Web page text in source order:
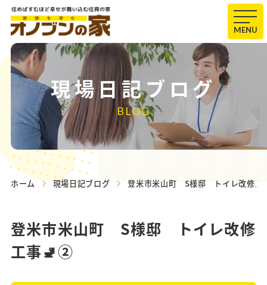
MENU
現場日記ブログ
BLOG
ホーム 現場日記ブログ 登米市米山町 S様邸 トイレ改修工
登米市米山町 S様邸 トイレ改修
工事🚽②